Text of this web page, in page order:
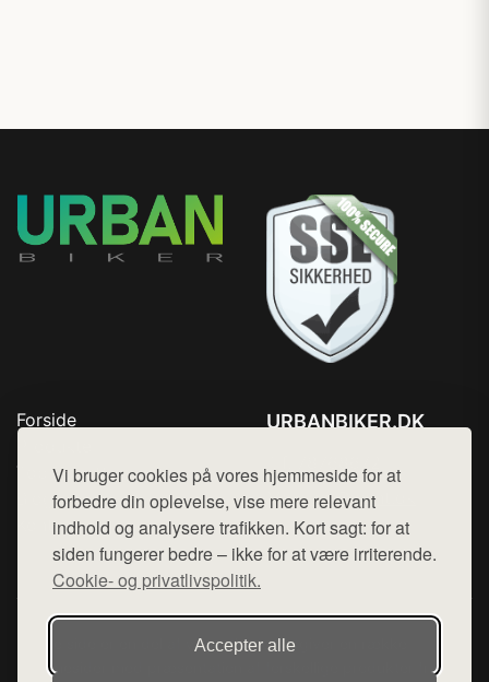
Vi bruger cookies på vores hjemmeside for at
forbedre din oplevelse, vise mere relevant
indhold og analysere trafikken. Kort sagt: for at
siden fungerer bedre – ikke for at være irriterende.
Cookie- og privatlivspolitik.
Accepter alle
Forside
Top Rabatter
Blog
Kontakt
URBANBIKER.DK
Mail: hej@want.dk
Cookie- og privatlivspolitik
Denne side er en del af want.dk, der udgiver en række
hjemmesider med præsentation af forskellige produkter fra